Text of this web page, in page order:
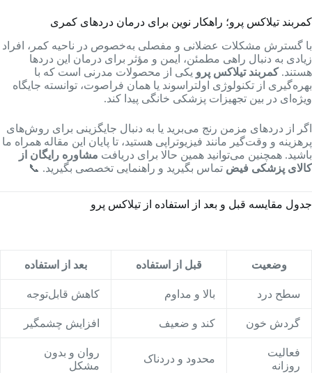
کمربند تیلاکس پرو؛ راهکار نوین برای درمان دردهای کمری
با گسترش مشکلات عضلانی و مفصلی به‌خصوص در ناحیه کمر، افراد
زیادی به دنبال راهی مطمئن، ایمن و مؤثر برای درمان این دردها
هستند.کمربند تیلاکس پرو یکی از محصولات مدرنی است که با
بهره‌گیری از تکنولوژی اولتراسوند یا همان فراصوت، توانسته جایگاه
ویژه‌ای در بین تجهیزات پزشکی خانگی پیدا کند.
اگر از دردهای مزمن رنج می‌برید یا به دنبال جایگزینی برای روش‌های
پرهزینه و وقت‌گیر مانند فیزیوتراپی هستید، تا پایان این مقاله همراه ما
باشید. همچنین می‌توانید همین حالا برای دریافت مشاوره رایگان از
کالای پزشکی فیض تماس بگیرید و راهنمایی تخصصی بگیرید. 📞
جدول مقایسه قبل و بعد از استفاده از تیلاکس پرو
وضعیت قبل از استفاده بعد از استفاده
سطح درد بالا و مداوم کاهش قابل‌توجه
گردش خون کند و ضعیف افزایش چشمگیر
فعالیت
روزانه
محدود و دردناک
روان و بدون
مشکل